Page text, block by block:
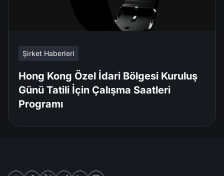
Şirket Haberleri
Hong Kong Özel İdari Bölgesi Kuruluş
Günü Tatili İçin Çalışma Saatleri
Programı